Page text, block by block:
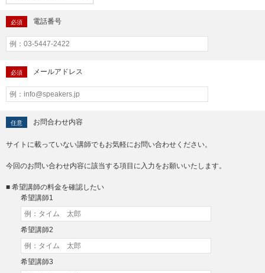
必須 電話番号
必須 メールアドレス
任意 お問合わせ内容
サイトに載っていない講師でもお気軽にお問い合わせください。
今回のお問い合わせ内容に該当する項目に入力をお願いいたします。
■ 希望講師の料金を確認したい
希望講師1
希望講師2
希望講師3